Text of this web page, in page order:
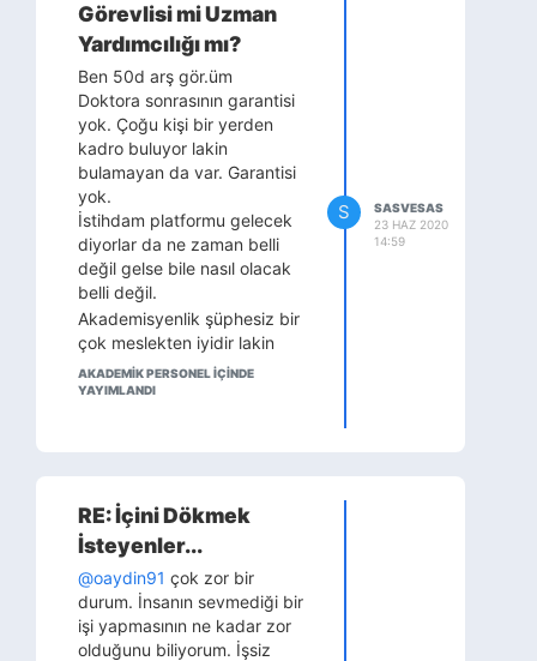
Görevlisi mi Uzman
Yardımcılığı mı?
Ben 50d arş gör.üm
Doktora sonrasının garantisi
yok. Çoğu kişi bir yerden
kadro buluyor lakin
bulamayan da var. Garantisi
yok.
İstihdam platformu gelecek
diyorlar da ne zaman belli
değil gelse bile nasıl olacak
belli değil.
Akademisyenlik şüphesiz bir
çok meslekten iyidir lakin
yukarda söylediğim riskler de
işin gerçeği
AKADEMİK PERSONEL IÇINDE
YAYIMLANDI
S
SASVESAS
23 HAZ 2020
14:59
RE: İçini Dökmek
İsteyenler...
@oaydin91 çok zor bir
durum. İnsanın sevmediği bir
işi yapmasının ne kadar zor
olduğunu biliyorum. İşsiz